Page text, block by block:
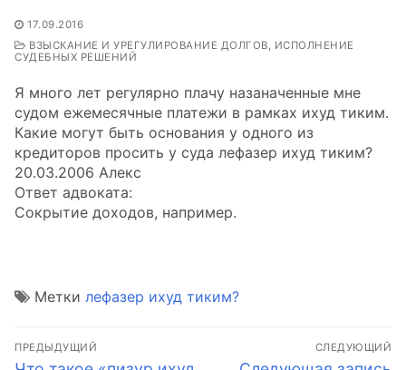
17.09.2016
ВЗЫСКАНИЕ И УРЕГУЛИРОВАНИЕ ДОЛГОВ, ИСПОЛНЕНИЕ
СУДЕБНЫХ РЕШЕНИЙ
Я много лет регулярно плачу назаначенные мне
судом ежемесячные платежи в рамках ихуд тиким.
Какие могут быть основания у одного из
кредиторов просить у суда лефазер ихуд тиким?
20.03.2006 Алекс
Ответ адвоката:
Сокрытие доходов, например.
Метки лефазер ихуд тиким?
Навигация
ПРЕДЫДУЩИЙ СЛЕДУЮЩИЙ